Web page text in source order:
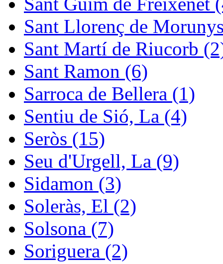
Sant Llorenç de
Sant Martí de Riucorb
Sant Ramon (6)
Sarroca de Bellera (1)
Sentiu de Sió, La (4)
Seròs (15)
Seu d'Urgell, La (9)
Sidamon (3)
Soleràs, El (2)
Solsona (7)
Soriguera (2)